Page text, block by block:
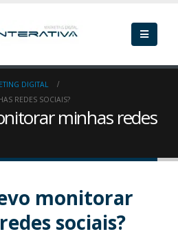
DIGITAL
REDES SOCIAIS?
minhas redes
monitorar
sociais?